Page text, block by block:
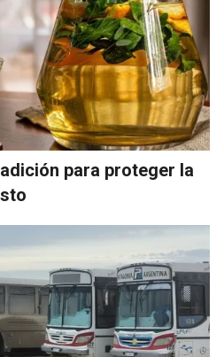
para proteger la